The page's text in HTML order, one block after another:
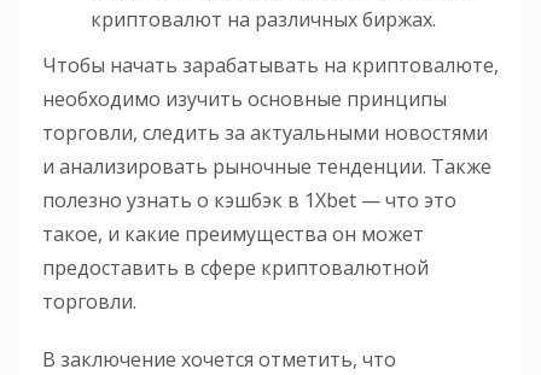
криптовалют на различных биржах.
Чтобы начать зарабатывать на криптовалюте,
необходимо изучить основные принципы
торговли, следить за актуальными новостями
и анализировать рыночные тенденции. Также
полезно узнать о кэшбэк в 1Xbet — что это
такое, и какие преимущества он может
предоставить в сфере криптовалютной
торговли.
В заключение хочется отметить, что